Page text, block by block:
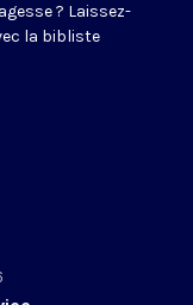
? Laissez-
la bibliste